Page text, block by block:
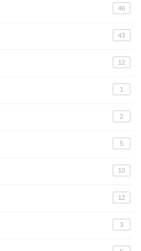
46
43
12
1
2
5
10
12
3